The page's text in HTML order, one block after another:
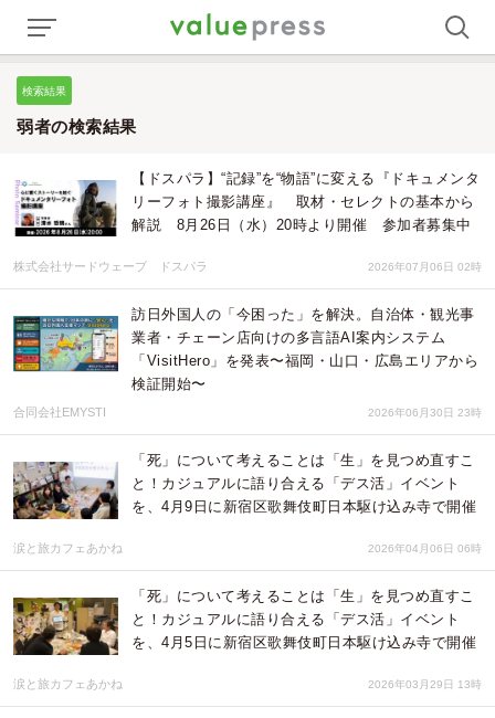
検索結果
弱者の検索結果
【ドスパラ】“記録”を“物語”に変える『ドキュメンタ
リーフォト撮影講座』 取材・セレクトの基本から
解説 8月26日（水）20時より開催 参加者募集中
株式会社サードウェーブ ドスパラ 2026年07月06日 02時
訪日外国人の「今困った」を解決。自治体・観光事
業者・チェーン店向けの多言語AI案内システム
「VisitHero」を発表〜福岡・山口・広島エリアから
検証開始〜
合同会社EMYSTI 2026年06月30日 23時
「死」について考えることは「生」を見つめ直すこ
と！カジュアルに語り合える「デス活」イベント
を、4月9日に新宿区歌舞伎町日本駆け込み寺で開催
涙と旅カフェあかね 2026年04月06日 06時
「死」について考えることは「生」を見つめ直すこ
と！カジュアルに語り合える「デス活」イベント
を、4月5日に新宿区歌舞伎町日本駆け込み寺で開催
涙と旅カフェあかね 2026年03月29日 13時